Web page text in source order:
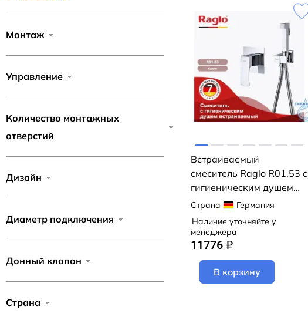
Bozz
Briana
Bronx
Castello Round
CS5
Cuadro
D-Line
Daheim
Монтаж
Управление
Количество монтажных
отверстий
Дизайн
Диаметр подключения
Донный клапан
Страна
Встраиваемый
смеситель Raglo R01.53 с
гигиеническим душем
(хром)
Страна
Германия
Наличие уточняйте у
менеджера
11776 q
В корзину